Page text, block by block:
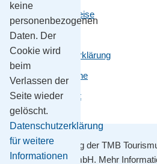
keine
personenbezogenen
Daten. Der
Cookie wird
beim
Verlassen der
Seite wieder
gelöscht.
Datenschutzerklärung
für weitere
Informationen
Kontakt & Anreise
Impressum
Datenschutzerklärung
Leichte Sprache
Barrierefreiheit
Mit Unterstützung der TMB
Brandenburg GmbH. Mehr